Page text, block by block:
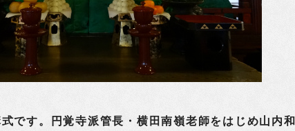
です。円覚寺派管長・横田南嶺老師をはじめ山内